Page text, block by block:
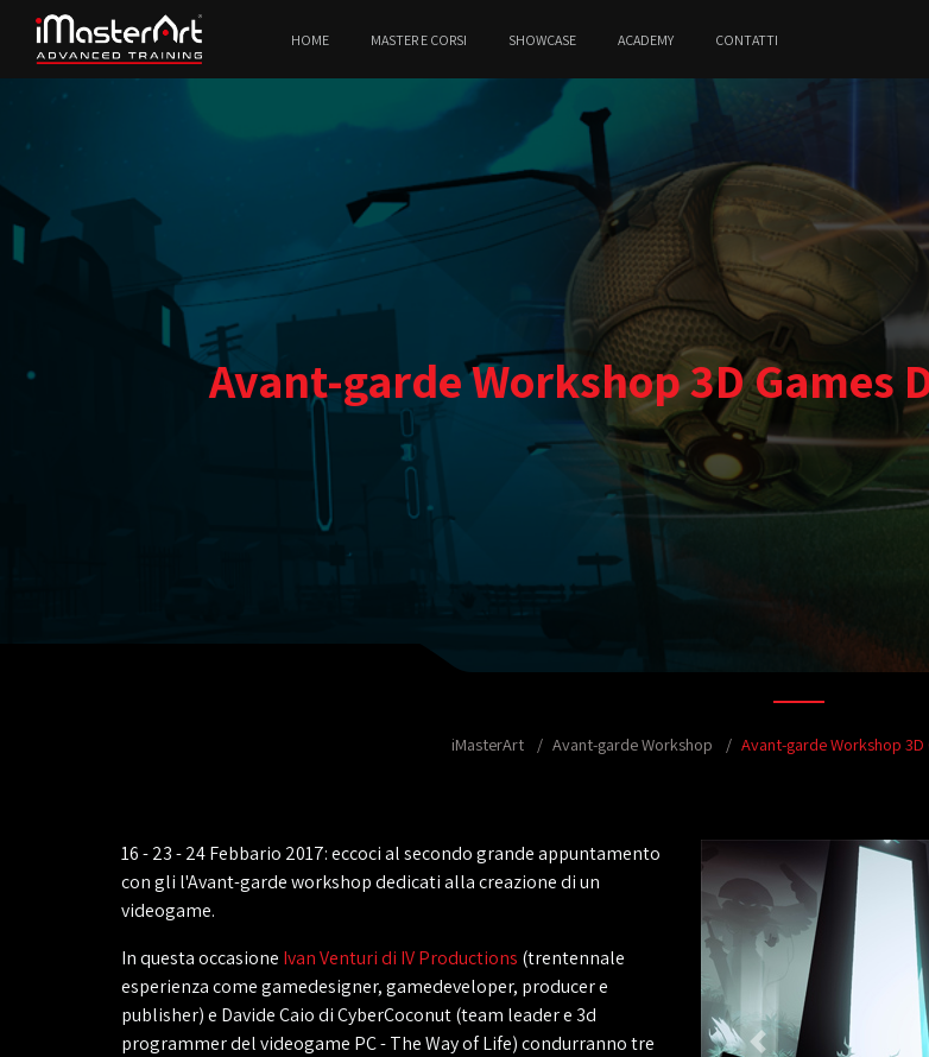
HOME MASTER E CORSI SHOWCASE ACADEMY CONTATTI
Avant-garde Workshop 3D Games
iMasterArt Avant-garde Workshop Avant-garde Workshop
16 - 23 - 24 Febbario 2017: eccoci al secondo grande appuntamento
con gli l'Avant-garde workshop dedicati alla creazione di un
videogame.
In questa occasione Ivan Venturi di IV Productions (trentennale
esperienza come gamedesigner, gamedeveloper, producer e
publisher) e Davide Caio di CyberCoconut (team leader e 3d
programmer del videogame PC - The Way of Life) condurranno tre